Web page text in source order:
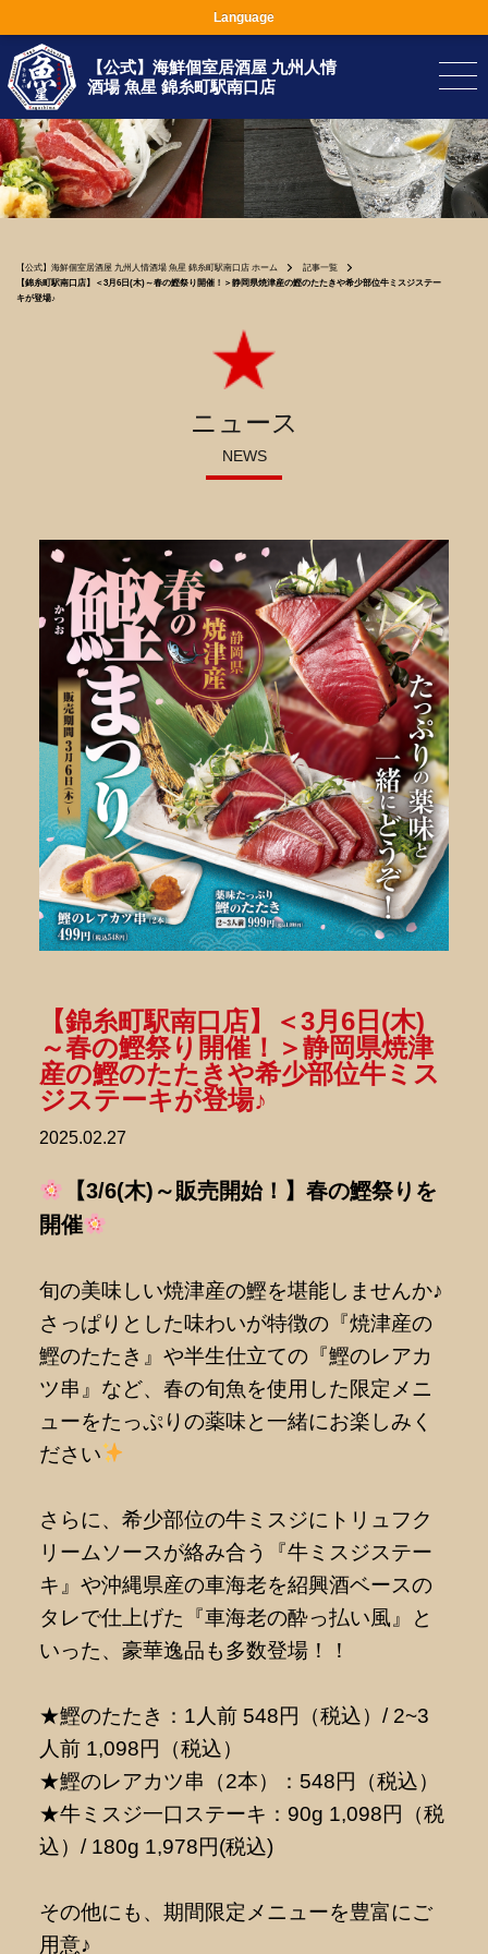
【公式】海鮮個室居酒屋 九州人情
酒場 魚星 錦糸町駅南口店
【公式】海鮮個室居酒屋 九州人情酒場 魚星 錦糸町駅南口店 ホーム
記事一覧
【錦糸町駅南口店】＜3月6日(木)～春の鰹祭り開催！＞静岡県焼津産の鰹のたたきや希少部位牛ミスジステー
キが登場♪
ニュース
NEWS
2025.02.27
【錦糸町駅南口店】＜3月6日(木)
～春の鰹祭り開催！＞静岡県焼津
産の鰹のたたきや希少部位牛ミス
ジステーキが登場♪
【3/6(木)～販売開始！】春の鰹祭りを
開催
旬の美味しい焼津産の鰹を堪能しませんか♪
さっぱりとした味わいが特徴の『焼津産の
鰹のたたき』や半生仕立ての『鰹のレアカ
ツ串』など、春の旬魚を使用した限定メニ
ューをたっぷりの薬味と一緒にお楽しみく
ださい
さらに、希少部位の牛ミスジにトリュフク
リームソースが絡み合う『牛ミスジステー
キ』や沖縄県産の車海老を紹興酒ベースの
タレで仕上げた『車海老の酔っ払い風』と
いった、豪華逸品も多数登場！！
★鰹のたたき：1人前 548円（税込）/ 2~3
人前 1,098円（税込）
★鰹のレアカツ串（2本）：548円（税込）
★牛ミスジ一口ステーキ：90g 1,098円（税
込）/ 180g 1,978円(税込)
その他にも、期間限定メニューを豊富にご
用意♪
Language